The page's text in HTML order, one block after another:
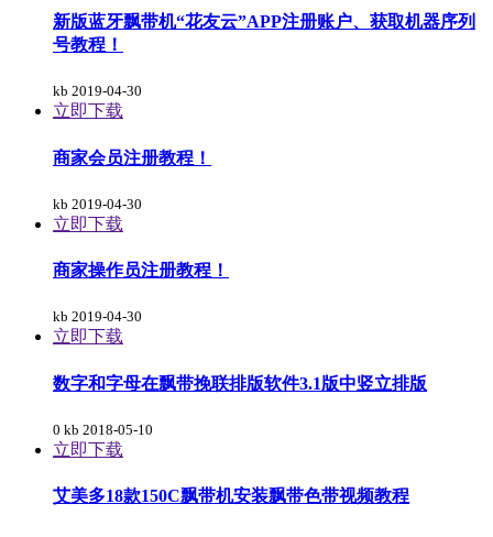
新版蓝牙飘带机“花友云”APP注册账户、获取机器序列
号教程！
kb 2019-04-30
立即下载
商家会员注册教程！
kb 2019-04-30
立即下载
商家操作员注册教程！
kb 2019-04-30
立即下载
数字和字母在飘带挽联排版软件3.1版中竖立排版
0 kb 2018-05-10
立即下载
艾美多18款150C飘带机安装飘带色带视频教程